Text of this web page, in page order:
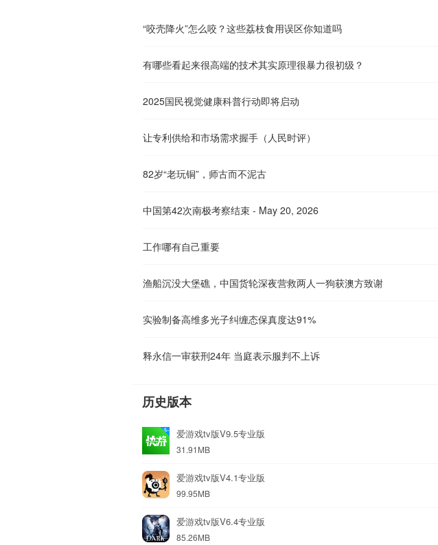
“咬壳降火”怎么咬？这些荔枝食用误区你知道吗
有哪些看起来很高端的技术其实原理很暴力很初级？
2025国民视觉健康科普行动即将启动
让专利供给和市场需求握手（人民时评）
82岁“老玩铜”，师古而不泥古
中国第42次南极考察结束 - May 20, 2026
工作哪有自己重要
渔船沉没大堡礁，中国货轮深夜营救两人一狗获澳方致谢
实验制备高维多光子纠缠态保真度达91%
释永信一审获刑24年 当庭表示服判不上诉
历史版本
爱游戏tv版V9.5专业版
31.91MB
爱游戏tv版V4.1专业版
99.95MB
爱游戏tv版V6.4专业版
85.26MB